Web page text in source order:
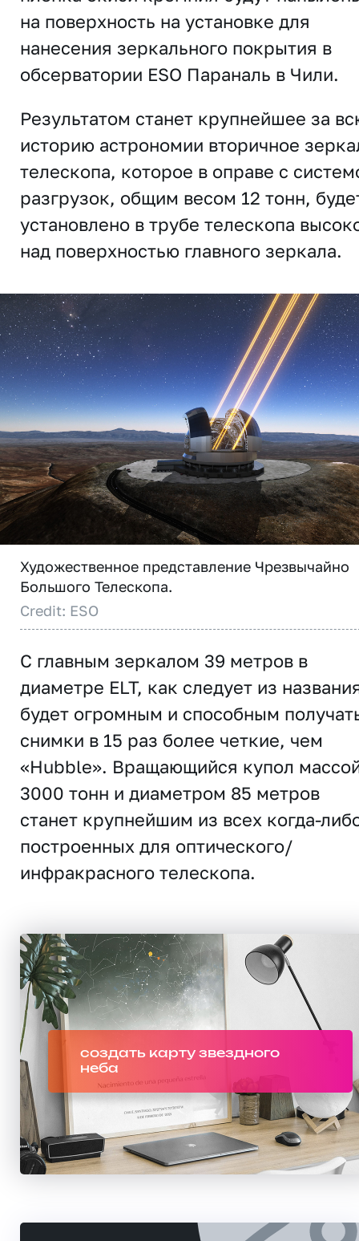
на поверхность на установке для
нанесения зеркального покрытия в
обсерватории ЕSO Параналь в Чили.
Результатом станет крупнейшее за
историю астрономии вторичное
телескопа, которое в оправе с
разгрузок, общим весом 12 тонн,
установлено в трубе телескопа
над поверхностью главного зеркала.
Художественное представление Чрезвычайно
Большого Телескопа.
Credit: ESO
С главным зеркалом 39 метров в
диаметре ELT, как следует из
будет огромным и способным
снимки в 15 раз более четкие, чем
«Hubble». Вращающийся купол
3000 тонн и диаметром 85 метров
станет крупнейшим из всех когда-
построенных для оптического/
инфракрасного телескопа.
создать карту звездного
неба